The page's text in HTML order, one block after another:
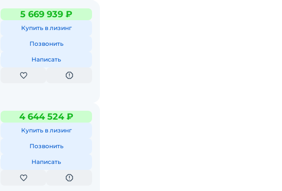
5 669 939 ₽
Купить в лизинг
Позвонить
Написать
4 644 524 ₽
Купить в лизинг
Позвонить
Написать